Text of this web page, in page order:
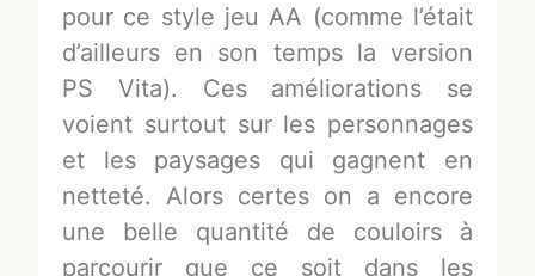
pour ce style jeu AA (comme l’était
d’ailleurs en son temps la version
PS Vita). Ces améliorations se
voient surtout sur les personnages
et les paysages qui gagnent en
netteté. Alors certes on a encore
une belle quantité de couloirs à
parcourir que ce soit dans les